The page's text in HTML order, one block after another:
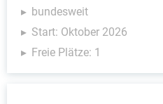
bundesweit
Start: Oktober 2026
Freie Plätze: 1